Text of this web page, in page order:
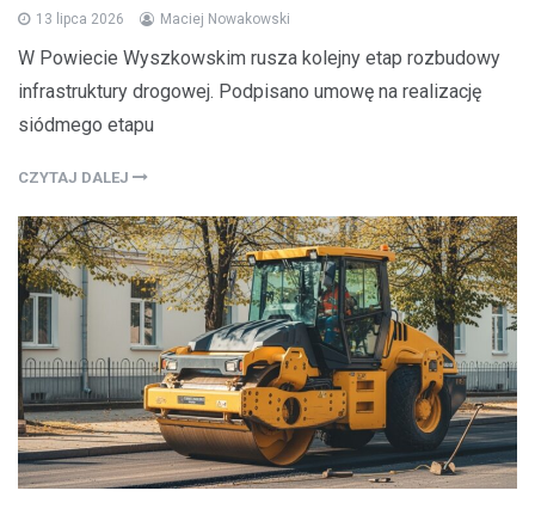
13 lipca 2026 Maciej Nowakowski
W Powiecie Wyszkowskim rusza kolejny etap rozbudowy
infrastruktury drogowej. Podpisano umowę na realizację
siódmego etapu
CZYTAJ DALEJ